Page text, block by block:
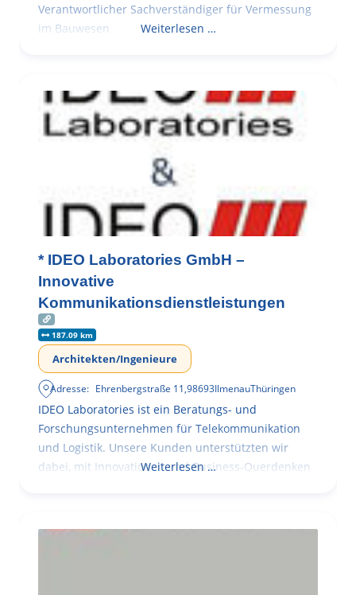
Verantwortlicher Sachverständiger für Vermessung
im Bauwesen
Weiterlesen …
* IDEO Laboratories GmbH –
Innovative
Kommunikationsdienstleistungen
187.09 km
Architekten/Ingenieure
Adresse: Ehrenbergstraße 11,98693IlmenauThüringen
IDEO Laboratories ist ein Beratungs- und
Forschungsunternehmen für Telekommunikation
und Logistik. Unsere Kunden unterstützten wir
dabei, mit Innovationen und Business-Querdenken
Weiterlesen …